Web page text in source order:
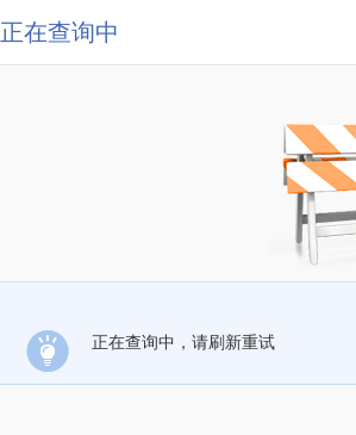
正在查询中
正在查询中，请刷新重试